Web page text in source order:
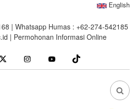
English
| Whatsapp Humas : +62-274-542185
| Permohonan Informasi Online
Instagram youtube
FA